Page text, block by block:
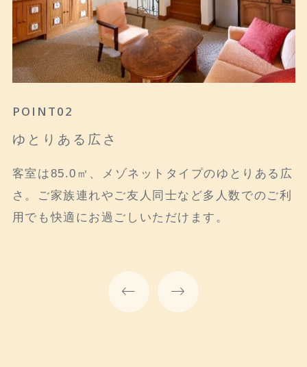
POINT01
各戸が独立したプライベート空間
各戸が独立した感覚で、テラスや専用庭も備えた
プライベート感あるゲストルーム。
POINT02
ゆとりある広さ
客室は85.0㎡、メゾネットタイプのゆとりある広
さ。ご家族連れやご友人同士など多人数でのご利
用でも快適にお過ごしいただけます。
POINT03
オーシャンビューの開放感
海に向かう緩やかな傾斜を利用し、5～6戸ずつが
3列に配置されています。どこにいてもオーシャ
ンビューが楽しめる開放感あるゲストルームで